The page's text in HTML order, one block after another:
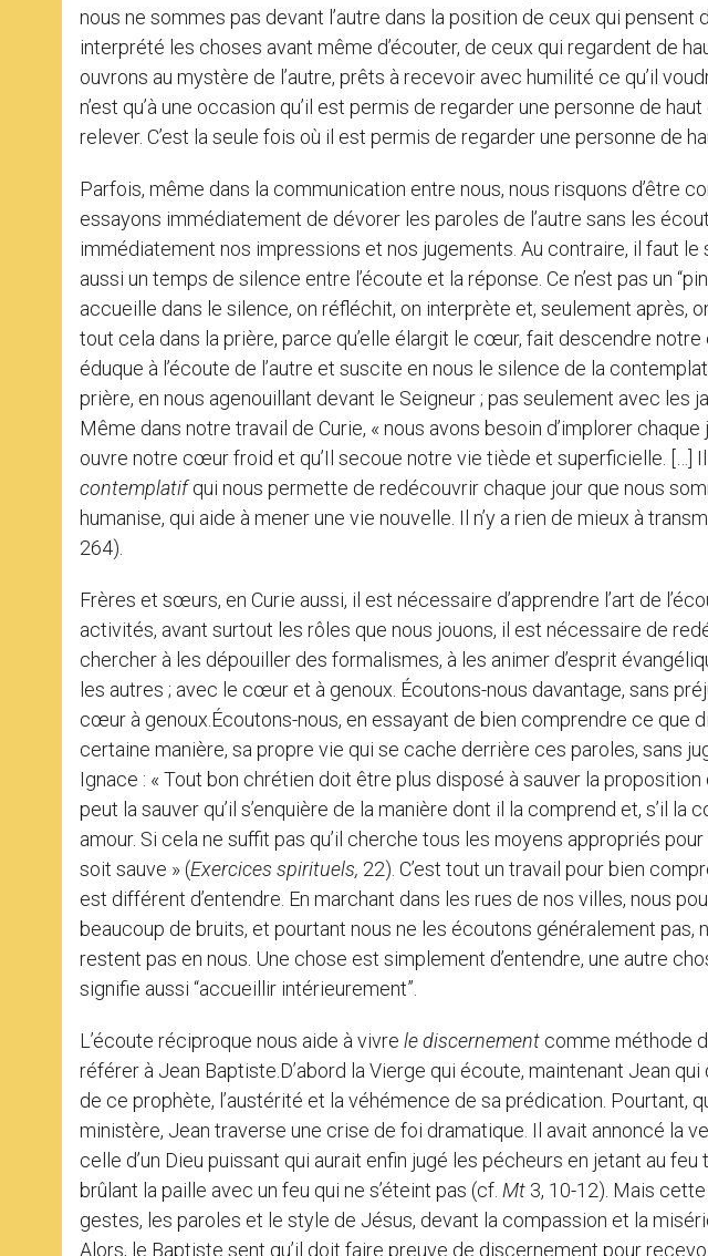
nous ne sommes pas devant l’autre dans la position de ceux qui pensent
interprété les choses avant même d’écouter, de ceux qui regardent de
ouvrons au mystère de l’autre, prêts à recevoir avec humilité ce qu’il
n’est qu’à une occasion qu’il est permis de regarder une personne de
relever. C’est la seule fois où il est permis de regarder une personne de
Parfois, même dans la communication entre nous, nous risquons d’être
essayons immédiatement de dévorer les paroles de l’autre sans les
immédiatement nos impressions et nos jugements. Au contraire, il faut le
aussi un temps de silence entre l’écoute et la réponse. Ce n’est pas un
accueille dans le silence, on réfléchit, on interprète et, seulement après,
tout cela dans la prière, parce qu’elle élargit le cœur, fait descendre
éduque à l’écoute de l’autre et suscite en nous le silence de la
prière, en nous agenouillant devant le Seigneur ; pas seulement avec les
Même dans notre travail de Curie, « nous avons besoin d’implorer chaque
ouvre notre cœur froid et qu’Il secoue notre vie tiède et superficielle. […]
contemplatifqui nous permette de redécouvrir chaque jour que nous
humanise, qui aide à mener une vie nouvelle. Il n’y a rien de mieux à
264).
Frères et sœurs, en Curie aussi, il est nécessaire d’apprendre l’art de
activités, avant surtout les rôles que nous jouons, il est nécessaire de
chercher à les dépouiller des formalismes, à les animer d’esprit
les autres ; avec le cœur et à genoux. Écoutons-nous davantage, sans
cœur à genoux.Écoutons-nous, en essayant de bien comprendre ce que
certaine manière, sa propre vie qui se cache derrière ces paroles, sans
Ignace : « Tout bon chrétien doit être plus disposé à sauver la proposition
peut la sauver qu’il s’enquière de la manière dont il la comprend et, s’il la
amour. Si cela ne suffit pas qu’il cherche tous les moyens appropriés
soit sauve » (Exercices spirituels, 22). C’est tout un travail pour bien
est différent d’entendre. En marchant dans les rues de nos villes, nous
beaucoup de bruits, et pourtant nous ne les écoutons généralement pas,
restent pas en nous. Une chose est simplement d’entendre, une autre
signifie aussi “accueillir intérieurement”.
L’écoute réciproque nous aide à vivre le discernement comme méthode
référer à Jean Baptiste.D’abord la Vierge qui écoute, maintenant Jean
de ce prophète, l’austérité et la véhémence de sa prédication. Pourtant,
ministère, Jean traverse une crise de foi dramatique. Il avait annoncé la
celle d’un Dieu puissant qui aurait enfin jugé les pécheurs en jetant au
brûlant la paille avec un feu qui ne s’éteint pas (cf. Mt 3, 10-12). Mais
gestes, les paroles et le style de Jésus, devant la compassion et la
Alors, le Baptiste sent qu’il doit faire preuve de discernement pour